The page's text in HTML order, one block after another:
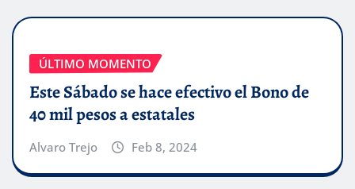
ÚLTIMO MOMENTO
Este Sábado se hace efectivo el Bono de
40 mil pesos a estatales
Alvaro Trejo Feb 8, 2024